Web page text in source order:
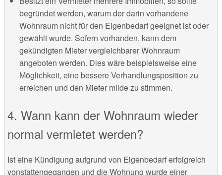
begründet werden, warum der darin vorhandene
Wohnraum nicht für den Eigenbedarf geeignet ist oder
gewählt wurde. Sofern vorhanden, kann dem
gekündigten Mieter vergleichbarer Wohnraum
angeboten werden. Dies wäre beispielsweise eine
Möglichkeit, eine bessere Verhandlungsposition zu
erreichen und den Mieter milde zu stimmen.
4. Wann kann der Wohnraum wieder
normal vermietet werden?
Ist eine Kündigung aufgrund von Eigenbedarf erfolgreich
vonstattengegangen und die Wohnung wurde einer